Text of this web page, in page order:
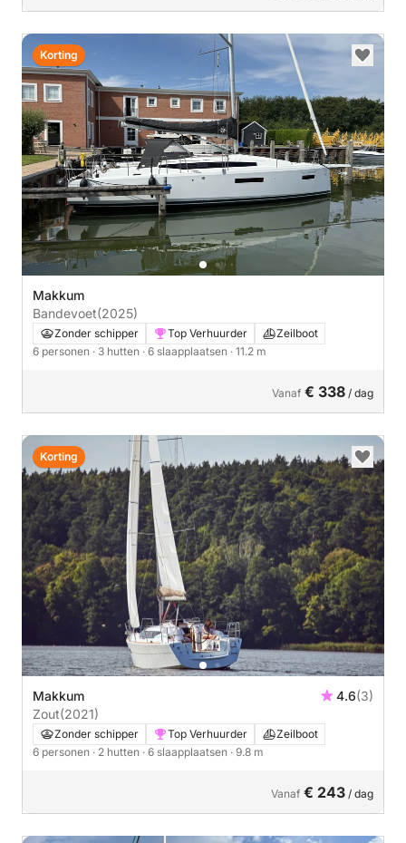
Makkum
Bandevoet(2025)
Zonder schipper Top Verhuurder
Zeilboot
6 personen · 3 hutten · 6 slaapplaatsen · 11.2 m
Vanaf € 338 / dag
Korting
Makkum 4.6(3)
Zout(2021)
Zonder schipper Top Verhuurder
Zeilboot
6 personen · 2 hutten · 6 slaapplaatsen · 9.8 m
Vanaf € 243 / dag
Korting